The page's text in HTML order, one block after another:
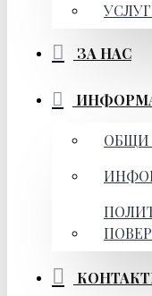
ЗА НАС
ОБЩИ